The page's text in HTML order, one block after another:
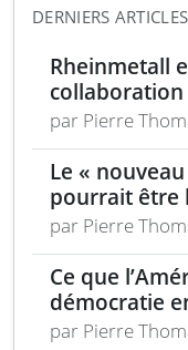
DERNIERS ARTICLES
Rheinmetall
collaboration
drone de
par Pierre
Le «
pourrait être
génération
par Pierre
Ce que
démocratie
technologie
par Pierre